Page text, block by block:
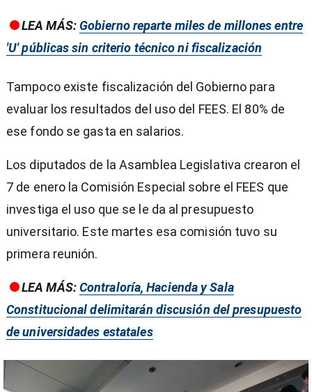
LEA MÁS: Gobierno reparte miles de millones entre
'U' públicas sin criterio técnico ni fiscalización
Tampoco existe fiscalización del Gobierno para
evaluar los resultados del uso del FEES. El 80% de
ese fondo se gasta en salarios.
Los diputados de la Asamblea Legislativa crearon el
7 de enero la Comisión Especial sobre el FEES que
investiga el uso que se le da al presupuesto
universitario. Este martes esa comisión tuvo su
primera reunión.
LEA MÁS:Contraloría, Hacienda y Sala
Constitucional delimitarán discusión del presupuesto
de universidades estatales